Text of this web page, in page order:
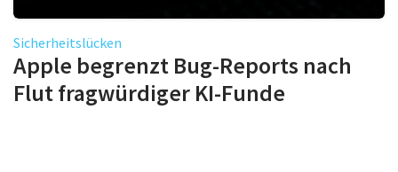
Sicherheitslücken
Apple begrenzt Bug-Reports nach
Flut fragwürdiger KI-Funde